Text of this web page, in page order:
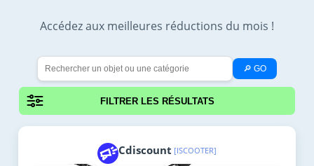
Accédez aux meilleures réductions du mois !
🔎 GO
FILTRER LES RÉSULTATS
Cdiscount [ISCOOTER]